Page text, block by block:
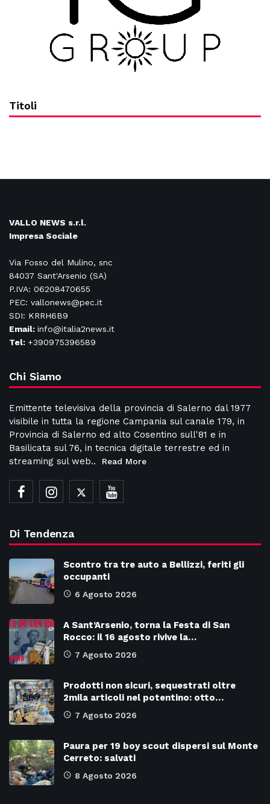
Titoli
VALLO NEWS s.r.l.
Impresa Sociale
Via Fosso del Mulino, snc
84037 Sant'Arsenio (SA)
P.IVA: 06208470655
PEC: vallonews@pec.it
SDI: KRRH6B9
Email: info@italia2news.it
Tel: +390975396589
Chi Siamo
Emittente televisiva della provincia di Salerno dal 1977
visibile in tutta la regione Campania sul canale 179, in
Provincia di Salerno ed alto Cosentino sull'81 e in
Basilicata sul 76, in tecnica digitale terrestre ed in
streaming sul web..
Read More
Di Tendenza
Scontro tra tre auto a Bellizzi, feriti gli
occupanti
6 Agosto 2026
A Sant’Arsenio, torna la Festa di San
Rocco: il 16 agosto rivive la…
7 Agosto 2026
Prodotti non sicuri, sequestrati oltre
2mila articoli nel potentino: otto…
7 Agosto 2026
Paura per 19 boy scout dispersi sul Monte
Cerreto: salvati
8 Agosto 2026